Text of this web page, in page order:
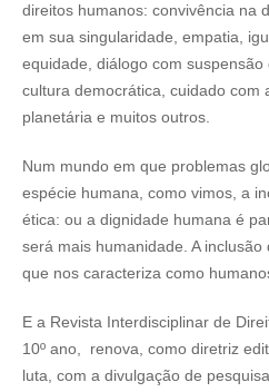
direitos humanos: convivência na
em sua singularidade, empatia,
equidade, diálogo com
cultura democrática, cuidado com
planetária e muitos outros.
Num mundo em que problemas
espécie humana, como vimos, a
ética: ou a dignidade humana é
será mais humanidade. A
que nos caracteriza como
E a Revista Interdisciplinar de
10º ano, renova, como diretriz
luta, com a divulgação de